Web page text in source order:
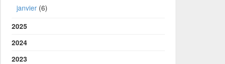
janvier(6)
2025
2024
2023